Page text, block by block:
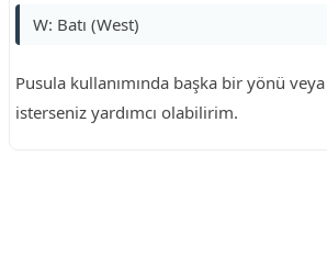
W: Batı (West)
Pusula kullanımında başka bir yönü veya
isterseniz yardımcı olabilirim.